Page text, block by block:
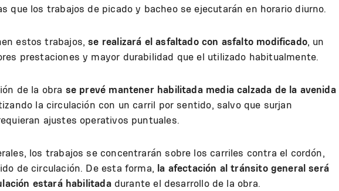
que los trabajos de picado y bacheo se ejecutarán en horario diurno.
estos trabajos,se realizará el asfaltado con asfalto modificado, un
prestaciones y mayor durabilidad que el utilizado habitualmente.
de la obra se prevé mantener habilitada media calzada de la avenida
la circulación con un carril por sentido, salvo que surjan
ajustes operativos puntuales.
los trabajos se concentrarán sobre los carriles contra el cordón,
de circulación. De esta forma, la afectación al tránsito general será
estará habilitadadurante el desarrollo de la obra.